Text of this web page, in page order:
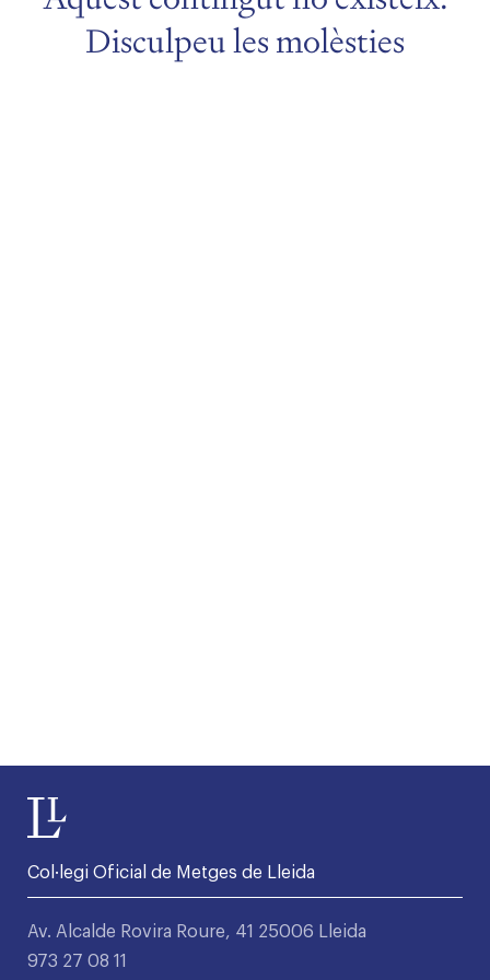
Disculpeu les molèsties
Col·legi Oficial de Metges de Lleida
Av. Alcalde Rovira Roure, 41 25006 Lleida
973 27 08 11